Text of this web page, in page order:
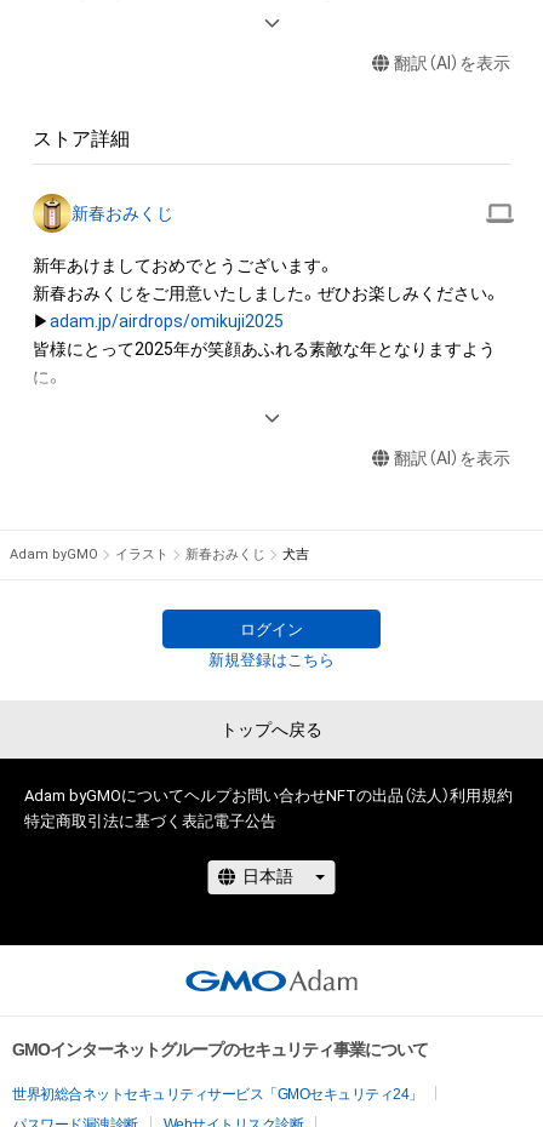
・アイテムの画像を使用してメッセージカードを制作し友達に
アイテムに関する注意事項
ロゴ等を含みますがこれらに限られません。)にかかる知的財産
権(著作権、特許権、実用新案権、商標権、意匠権その他の知的財
産権(それらの権利を取得し、又はそれらの権利につき登録等を
出願する権利を含みます。)を意味します。)は、本アイテムの著
作権を有する方、著作隣接権の権利者またはその管理委託を受
けている者によって保護されています。そのため、本アイテム
を保有していたとしても、本アイテムに関する創作物にかかる
・本アイテムの著作権を有する方、著作隣接権の権利者またはそ
の管理委託を受けている者からの事前の同意なしに、上記の「本
せん。)を行うことはできません。
に反する利用またはその恐れのある利用など、作成者が不適切
翻訳（AI）を表示
ストア詳細
新春おみくじ
新年あけましておめでとうございます。
新春おみくじをご用意いたしました。ぜひお楽しみください。
▶︎adam.jp/airdrops/omikuji2025
皆様にとって2025年が笑顔あふれる素敵な年となりますよう
に。
翻訳（AI）を表示
Adam byGMO イラスト 新春おみくじ 犬吉
ログイン
新規登録はこちら
トップへ戻る
Adam byGMOについてヘルプお問い合わせNFTの出品（法人）利用規約
特定商取引法に基づく表記電子公告
GMOインターネットグループのセキュリティ事業について
世界初総合ネットセキュリティサービス「GMOセキュリティ24」